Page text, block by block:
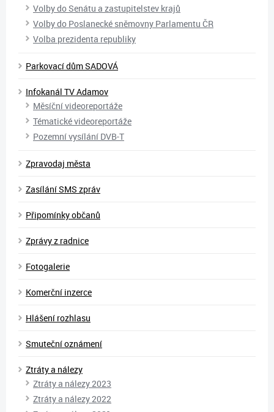
Volby do Senátu a zastupitelstev krajů
Volby do Poslanecké sněmovny Parlamentu ČR
Volba prezidenta republiky
Parkovací dům SADOVÁ
Infokanál TV Adamov
Měsíční videoreportáže
Tématické videoreportáže
Pozemní vysílání DVB-T
Zpravodaj města
Zasílání SMS zpráv
Připomínky občanů
Zprávy z radnice
Fotogalerie
Komerční inzerce
Hlášení rozhlasu
Smuteční oznámení
Ztráty a nálezy
Ztráty a nálezy 2023
Ztráty a nálezy 2022